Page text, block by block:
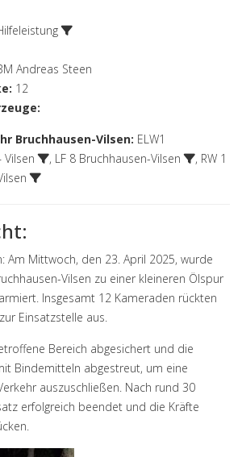
Andreas Steen
12
Bruchhausen-Vilsen: ELW1
Vilsen
, LF 8 Bruchhausen-Vilsen , RW 1
Am Mittwoch, den 23. April 2025, wurde
Vilsen zu einer kleineren Ölspur
Insgesamt 12 Kameraden rückten
Einsatzstelle aus.
Bereich abgesichert und die
Bindemitteln abgestreut, um eine
auszuschließen. Nach rund 30
erfolgreich beendet und die Kräfte